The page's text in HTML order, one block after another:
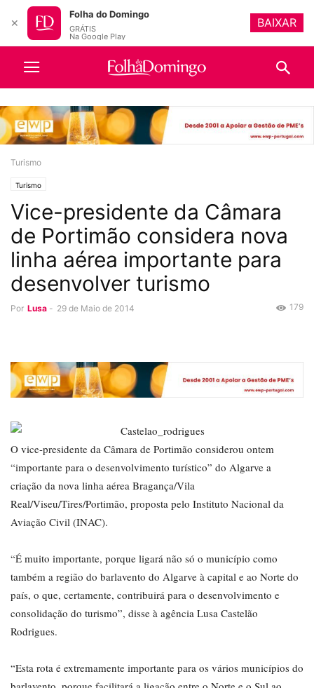
Turismo
Turismo
Vice-presidente da Câmara
de Portimão considera nova
linha aérea importante para
desenvolver turismo
Por Lusa - 29 de Maio de 2014 179
O vice-presidente da Câmara de Portimão considerou ontem
“importante para o desenvolvimento turístico” do Algarve a
criação da nova linha aérea Bragança/Vila
Real/Viseu/Tires/Portimão, proposta pelo Instituto Nacional da
Aviação Civil (INAC).
“É muito importante, porque ligará não só o município como
também a região do barlavento do Algarve à capital e ao Norte do
país, o que, certamente, contribuirá para o desenvolvimento e
consolidação do turismo”, disse à agência Lusa Castelão
Rodrigues.
“Esta rota é extremamente importante para os vários municípios do
✕
Folha do Domingo
GRÁTIS
Na Google Play
BAIXAR